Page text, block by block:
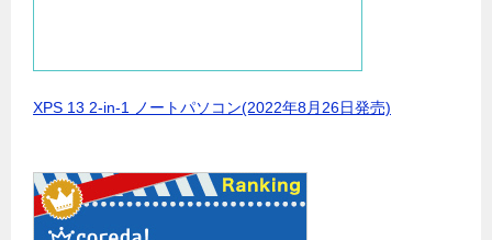
XPS 13 2-in-1 ノートパソコン(2022年8月26日発売)